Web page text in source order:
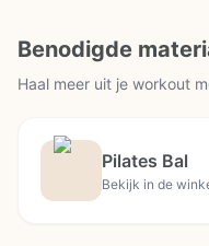
Benodigde
Haal meer uit je workout
Pilates Bal
Bekijk in de